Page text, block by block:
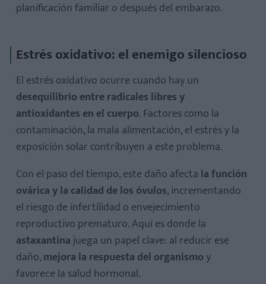
planificación familiar o después del embarazo.
Estrés oxidativo: el enemigo silencioso
El estrés oxidativo ocurre cuando hay un
desequilibrio entre radicales libres y
antioxidantes en el cuerpo. Factores como la
contaminación, la mala alimentación, el estrés y la
exposición solar contribuyen a este problema.
Con el paso del tiempo, este daño afecta la función
ovárica y la calidad de los óvulos, incrementando
el riesgo de infertilidad o envejecimiento
reproductivo prematuro. Aquí es donde la
astaxantinajuega un papel clave: al reducir ese
daño,mejora la respuesta del organismoy
favorece la salud hormonal.